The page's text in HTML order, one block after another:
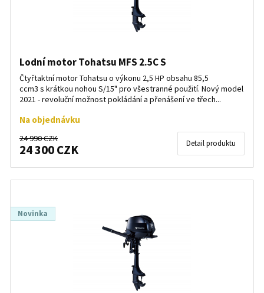
Lodní motor Tohatsu MFS 2.5C S
Čtyřtaktní motor Tohatsu o výkonu 2,5 HP obsahu 85,5
ccm3 s krátkou nohou S/15" pro všestranné použití. Nový model
2021 - revoluční možnost pokládání a přenášení ve třech...
Na objednávku
24 990 CZK
24 300 CZK Detail produktu
Novinka